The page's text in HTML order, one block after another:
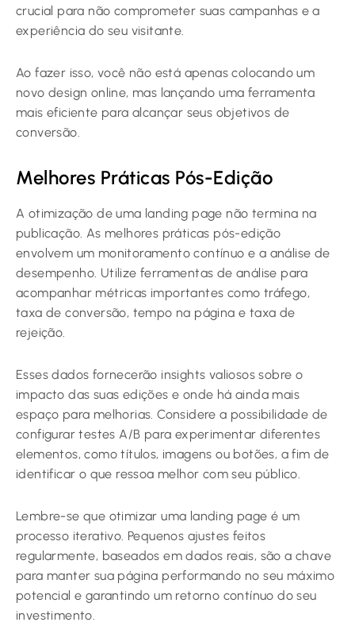
crucial para não comprometer suas campanhas e a
experiência do seu visitante.
Ao fazer isso, você não está apenas colocando um
novo design online, mas lançando uma ferramenta
mais eficiente para alcançar seus objetivos de
conversão.
Melhores Práticas Pós-Edição
A otimização de uma landing page não termina na
publicação. As melhores práticas pós-edição
envolvem um monitoramento contínuo e a análise de
desempenho. Utilize ferramentas de análise para
acompanhar métricas importantes como tráfego,
taxa de conversão, tempo na página e taxa de
rejeição.
Esses dados fornecerão insights valiosos sobre o
impacto das suas edições e onde há ainda mais
espaço para melhorias. Considere a possibilidade de
configurar testes A/B para experimentar diferentes
elementos, como títulos, imagens ou botões, a fim de
identificar o que ressoa melhor com seu público.
Lembre-se que otimizar uma landing page é um
processo iterativo. Pequenos ajustes feitos
regularmente, baseados em dados reais, são a chave
para manter sua página performando no seu máximo
potencial e garantindo um retorno contínuo do seu
investimento.